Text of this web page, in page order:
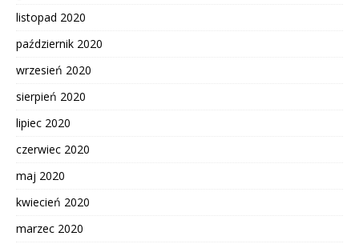
listopad 2020
październik 2020
wrzesień 2020
sierpień 2020
lipiec 2020
czerwiec 2020
maj 2020
kwiecień 2020
marzec 2020